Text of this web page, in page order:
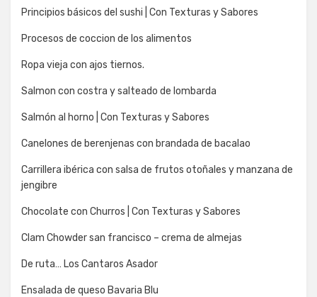
Principios básicos del sushi | Con Texturas y Sabores
Procesos de coccion de los alimentos
Ropa vieja con ajos tiernos.
Salmon con costra y salteado de lombarda
Salmón al horno | Con Texturas y Sabores
Canelones de berenjenas con brandada de bacalao
Carrillera ibérica con salsa de frutos otoñales y manzana de
jengibre
Chocolate con Churros | Con Texturas y Sabores
Clam Chowder san francisco – crema de almejas
De ruta… Los Cantaros Asador
Ensalada de queso Bavaria Blu